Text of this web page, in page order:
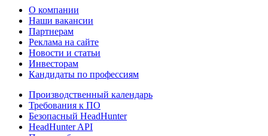
О компании
Наши вакансии
Партнерам
Реклама на сайте
Новости и статьи
Инвесторам
Кандидаты по профессиям
Производственный календарь
Требования к ПО
Безопасный HeadHunter
HeadHunter API